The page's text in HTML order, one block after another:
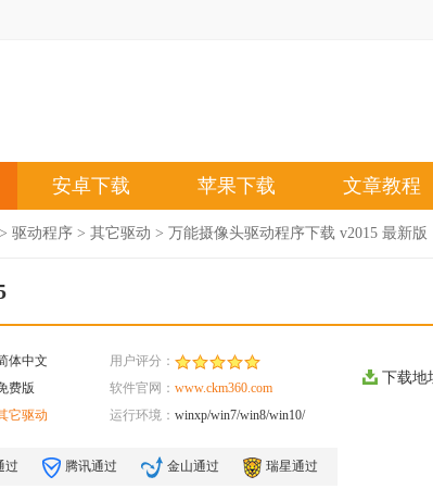
安卓下载 苹果下载 文章教程
> 驱动程序 > 其它驱动 > 万能摄像头驱动程序下载 v2015 最新版
体中文
用户评分：
费版 软件官网： www.ckm360.com
它驱动 运行环境： winxp/win7/win8/win10/
过 腾讯通过 金山通过 瑞星通过
下载地